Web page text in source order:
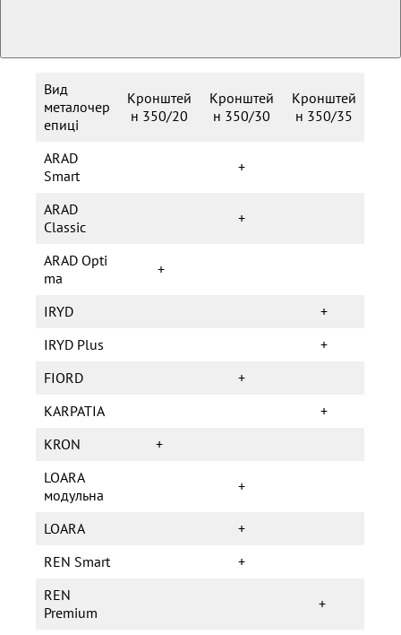
Вид
металочер
епиці
Кронштей
н 350/20
Кронштей
н 350/30
Кронштей
н 350/35
ARAD
Smart
+
ARAD
Classic
+
ARAD Opti
ma
+
IRYD +
IRYD Plus +
FIORD +
KARPATIA +
KRON +
LOARA
модульна
+
LOARA +
REN Smart +
REN
Premium
+